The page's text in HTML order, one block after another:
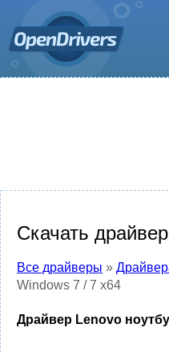
Скачать
Все драйверы »
Windows 7 / 7 x64
Драйвер Lenovo